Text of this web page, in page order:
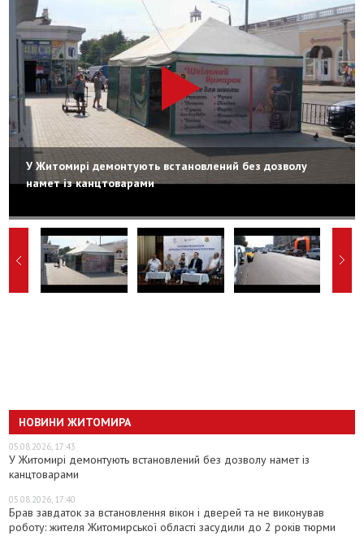
У Житомирі демонтують встановлений без дозволу
намет із канцтоварами
НОВИНИ ЖИТОМИРА
05.08.2026, 17:43
У Житомирі демонтують встановлений без дозволу намет із
канцтоварами
05.08.2026, 17:40
Брав завдаток за встановлення вікон і дверей та не виконував
роботу: жителя Житомирської області засудили до 2 років тюрми